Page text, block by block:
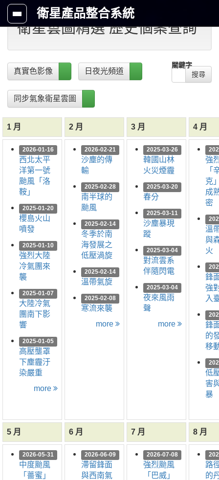
衛星產品整合系統
衛星雲圖精選 歷史個案查詢
真實色影像 日夜光頻道
同步氣象衛星雲圖
關鍵字
搜尋
1 月 2 月 3 月 4 月
2026-01-16
西北太平
洋第一號
颱風「洛
鞍」
2025-01-20
櫻島火山
噴發
2025-01-10
強烈大陸
冷氣團來
襲
2025-01-07
大陸冷氣
團南下影
響
2025-01-05
高壓壟罩
下塵霾汙
染嚴重
more
2026-02-21
沙塵的傳
輸
2025-02-28
南半球的
颱風
2025-02-14
冬季於南
海發展之
低壓渦旋
2025-02-14
溫帶氣旋
2025-02-08
寒流來襲
more
2025-03-26
韓國山林
火災煙霾
2025-03-20
春分
2025-03-11
沙塵暴現
蹤
2025-03-04
對流雲系
伴隨閃電
2025-03-04
夜來風雨
聲
more
強
「
克
成
密
溫
與
火
鋒
強
入
鋒
的
移
低
害
暴
5 月 6 月 7 月 8 月
2026-05-31
中度颱風
「薔蜜」
2026-06-09
滯留鋒面
與西南氣
2026-07-08
強烈颱風
「巴威」
路
的